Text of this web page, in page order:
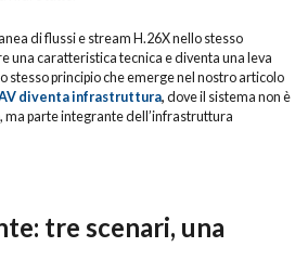
di flussi e stream H.26X nello stesso
una caratteristica tecnica e diventa una leva
stesso principio che emerge nel nostro articolo
diventa infrastruttura, dove il sistema non è
ma parte integrante dell’infrastruttura
tre scenari, una